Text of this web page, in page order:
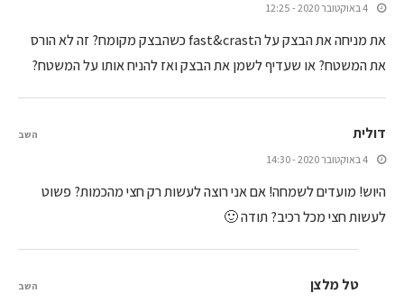
4 באוקטובר 2020 - 12:25
את מניחה את הבצק על הfast&crast כשהבצק מקומח? זה לא הורס
את המשטח? או שעדיף לשמן את הבצק ואז להניח אותו על המשטח?
דולית
4 באוקטובר 2020 - 14:30
היוש! מועדים לשמחה! אם אני רוצה לעשות רק חצי מהכמות? פשוט
לעשות חצי מכל רכיב? תודה 🙂
השב
טל מלצן השב